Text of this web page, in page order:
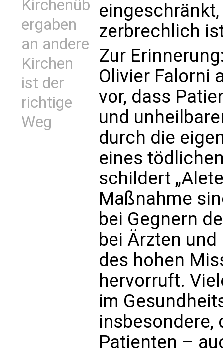
Kirchenüb
ergaben
an andere
Kirchen
ist der
richtige
Weg
zerbrechlich
Zur
Olivier Falorni
vor, dass
und
durch die
eines
schildert
Maßnahme
bei Gegnern
bei Ärzten
des hohen
hervorruft.
im
insbesondere,
Patienten –